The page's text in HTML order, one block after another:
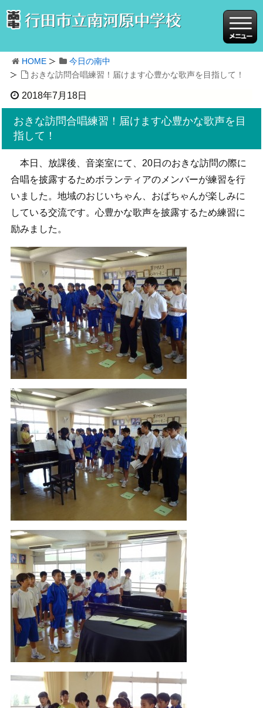
HOME
今日の南中
おきな訪問合唱練習！届けます心豊かな歌声を目指して！
2018年7月18日
おきな訪問合唱練習！届けます心豊かな歌声を目
指して！
本日、放課後、音楽室にて、20日のおきな訪問の際に
合唱を披露するためボランティアのメンバーが練習を行
いました。地域のおじいちゃん、おばちゃんが楽しみに
している交流です。心豊かな歌声を披露するため練習に
励みました。